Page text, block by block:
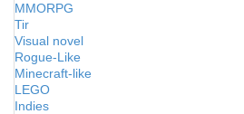
MMORPG
Tir
Visual novel
Rogue-Like
Minecraft-like
LEGO
Indies